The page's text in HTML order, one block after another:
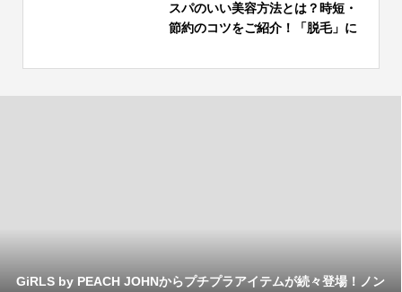
スパのいい美容方法とは？時短・
節約のコツをご紹介！「脱毛」に
る方が多数！
GiRLS by PEACH JOHNからプチプラアイテムが続々登場！ノン